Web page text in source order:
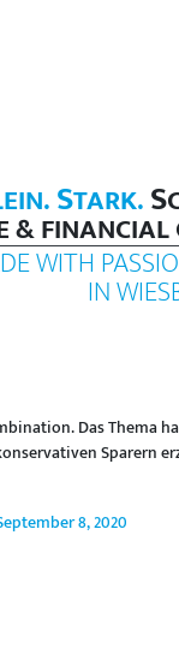
STARK.S
&
WITH
IN
Das Thema
Sparern
8, 2020